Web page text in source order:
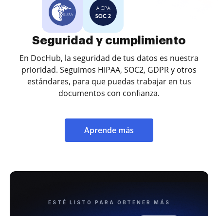
Seguridad y cumplimiento
En DocHub, la seguridad de tus datos es nuestra
prioridad. Seguimos HIPAA, SOC2, GDPR y otros
estándares, para que puedas trabajar en tus
documentos con confianza.
Aprende más
ESTÉ LISTO PARA OBTENER MÁS